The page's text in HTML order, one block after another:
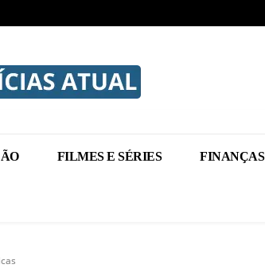
FILMES E SÉRIES FINANÇAS